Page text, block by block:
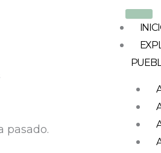
pasado.